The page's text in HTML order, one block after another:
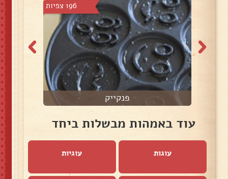
196 צפיות
פנקייק
עוד באמהות מבשלות ביחד
עוגות עוגיות